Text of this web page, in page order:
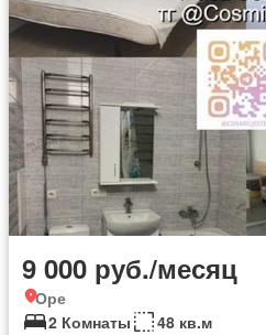
9 000 руб./месяц
Оре
2 Комнаты
48 кв.м